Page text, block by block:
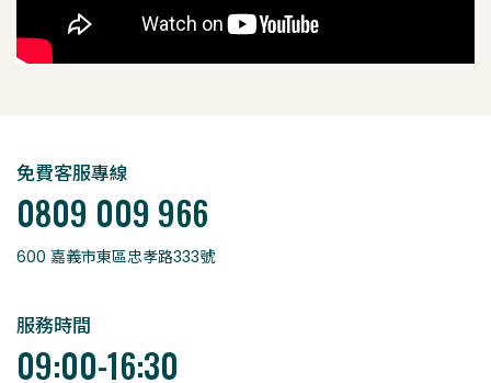
免費客服專線
0809 009 966
600 嘉義市東區忠孝路333號
服務時間
09:00-16:30